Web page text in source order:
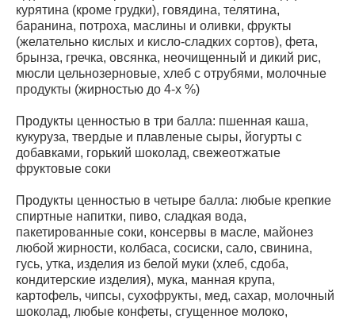
курятина (кроме грудки), говядина, телятина,
баранина, потроха, маслины и оливки, фрукты
(желательно кислых и кисло-сладких сортов), фета,
брынза, гречка, овсянка, неочищенный и дикий рис,
мюсли цельнозерновые, хлеб с отрубями, молочные
продукты (жирностью до 4-х %)
Продукты ценностью в три балла: пшенная каша,
кукуруза, твердые и плавленые сыры, йогурты с
добавками, горький шоколад, свежеотжатые
фруктовые соки
Продукты ценностью в четыре балла: любые крепкие
спиртные напитки, пиво, сладкая вода,
пакетированные соки, консервы в масле, майонез
любой жирности, колбаса, сосиски, сало, свинина,
гусь, утка, изделия из белой муки (хлеб, сдоба,
кондитерские изделия), мука, манная крупа,
картофель, чипсы, сухофрукты, мед, сахар, молочный
шоколад, любые конфеты, сгущенное молоко,